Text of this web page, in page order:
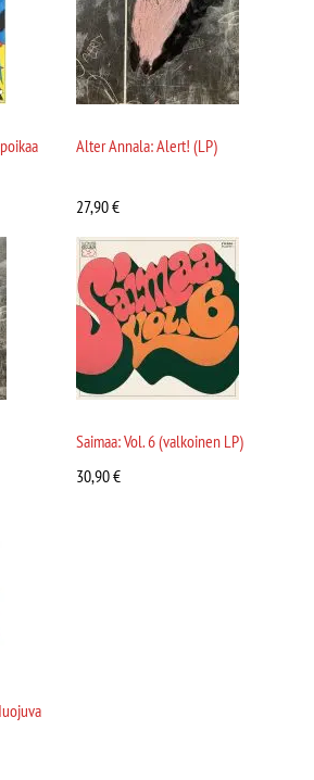
Alter Annala: Alert! (LP)
27,90€
Saimaa: Vol. 6 (valkoinen LP)
30,90€